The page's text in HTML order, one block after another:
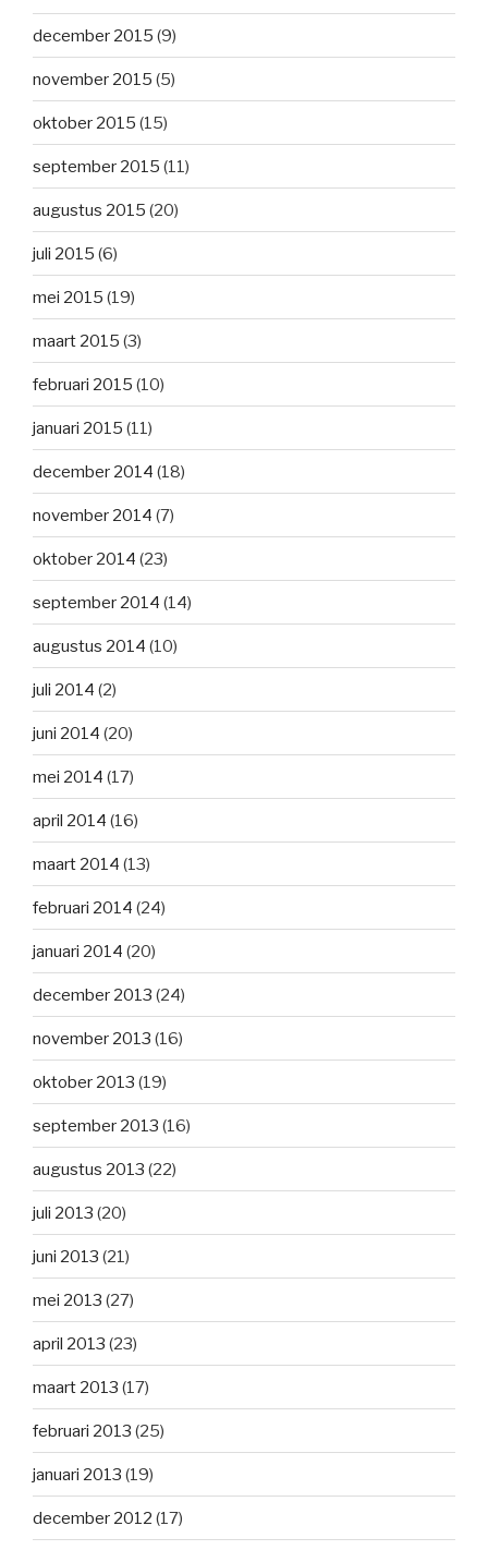
december 2015 (9)
november 2015 (5)
oktober 2015 (15)
september 2015 (11)
augustus 2015 (20)
juli 2015 (6)
mei 2015 (19)
maart 2015 (3)
februari 2015 (10)
januari 2015 (11)
december 2014 (18)
november 2014 (7)
oktober 2014 (23)
september 2014 (14)
augustus 2014 (10)
juli 2014 (2)
juni 2014 (20)
mei 2014 (17)
april 2014 (16)
maart 2014 (13)
februari 2014 (24)
januari 2014 (20)
december 2013 (24)
november 2013 (16)
oktober 2013 (19)
september 2013 (16)
augustus 2013 (22)
juli 2013 (20)
juni 2013 (21)
mei 2013 (27)
april 2013 (23)
maart 2013 (17)
februari 2013 (25)
januari 2013 (19)
december 2012 (17)